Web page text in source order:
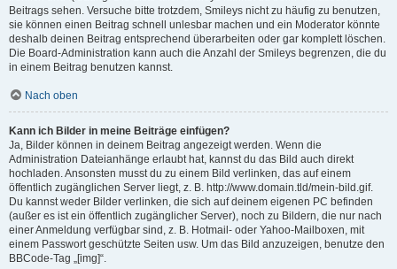
Beitrags sehen. Versuche bitte trotzdem, Smileys nicht zu häufig zu benutzen,
sie können einen Beitrag schnell unlesbar machen und ein Moderator könnte
deshalb deinen Beitrag entsprechend überarbeiten oder gar komplett löschen.
Die Board-Administration kann auch die Anzahl der Smileys begrenzen, die du
in einem Beitrag benutzen kannst.
Nach oben
Kann ich Bilder in meine Beiträge einfügen?
Ja, Bilder können in deinem Beitrag angezeigt werden. Wenn die
Administration Dateianhänge erlaubt hat, kannst du das Bild auch direkt
hochladen. Ansonsten musst du zu einem Bild verlinken, das auf einem
öffentlich zugänglichen Server liegt, z. B. http://www.domain.tld/mein-bild.gif.
Du kannst weder Bilder verlinken, die sich auf deinem eigenen PC befinden
(außer es ist ein öffentlich zugänglicher Server), noch zu Bildern, die nur nach
einer Anmeldung verfügbar sind, z. B. Hotmail- oder Yahoo-Mailboxen, mit
einem Passwort geschützte Seiten usw. Um das Bild anzuzeigen, benutze den
BBCode-Tag „[img]“.